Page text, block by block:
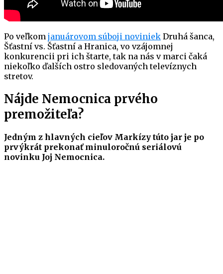
Po veľkom januárovom súboji noviniek Druhá šanca,
Šťastní vs. Šťastní a Hranica, vo vzájomnej
konkurencii pri ich štarte, tak na nás v marci čaká
niekoľko ďalších ostro sledovaných televíznych
stretov.
Nájde Nemocnica prvého
premožiteľa?
Jedným z hlavných cieľov Markízy túto jar je po
prvýkrát prekonať minuloročnú seriálovú
novinku Joj Nemocnica.